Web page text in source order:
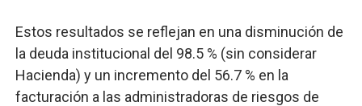
Estos resultados se reflejan en una disminución de
la deuda institucional del 98.5 % (sin considerar
Hacienda) y un incremento del 56.7 % en la
facturación a las administradoras de riesgos de